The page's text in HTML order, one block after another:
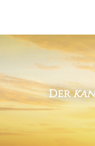
Derkan